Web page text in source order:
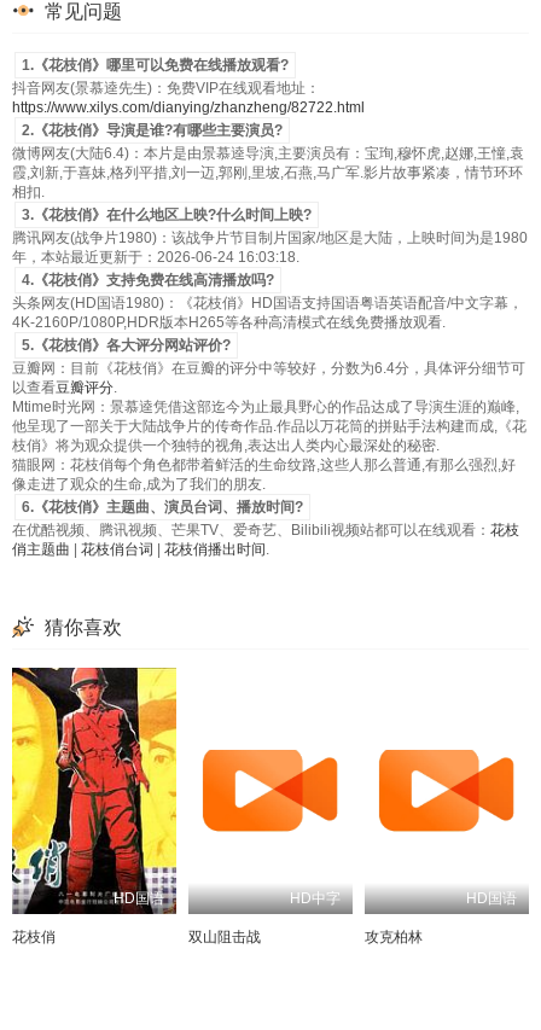
常见问题
1.《花枝俏》哪里可以免费在线播放观看?
抖音网友(景慕逵先生)：免费VIP在线观看地址：
https://www.xilys.com/dianying/zhanzheng/82722.html
2.《花枝俏》导演是谁?有哪些主要演员?
微博网友(大陆6.4)：本片是由景慕逵导演,主要演员有：宝珣,穆怀虎,赵娜,王憧,袁
霞,刘新,于喜妹,格列平措,刘一迈,郭刚,里坡,石燕,马广军.影片故事紧凑，情节环环
相扣.
3.《花枝俏》在什么地区上映?什么时间上映?
腾讯网友(战争片1980)：该战争片节目制片国家/地区是大陆，上映时间为是1980
年，本站最近更新于：2026-06-24 16:03:18.
4.《花枝俏》支持免费在线高清播放吗?
头条网友(HD国语1980)：《花枝俏》HD国语支持国语粤语英语配音/中文字幕，
4K-2160P/1080P,HDR版本H265等各种高清模式在线免费播放观看.
5.《花枝俏》各大评分网站评价?
豆瓣网：目前《花枝俏》在豆瓣的评分中等较好，分数为6.4分，具体评分细节可
以查看豆瓣评分.
Mtime时光网：景慕逵凭借这部迄今为止最具野心的作品达成了导演生涯的巅峰,
他呈现了一部关于大陆战争片的传奇作品.作品以万花筒的拼贴手法构建而成,《花
枝俏》将为观众提供一个独特的视角,表达出人类内心最深处的秘密.
猫眼网：花枝俏每个角色都带着鲜活的生命纹路,这些人那么普通,有那么强烈,好
像走进了观众的生命,成为了我们的朋友.
6.《花枝俏》主题曲、演员台词、播放时间?
在优酷视频、腾讯视频、芒果TV、爱奇艺、Bilibili视频站都可以在线观看： 花枝
俏主题曲
花枝俏台词 花枝俏播出时间 .
猜你喜欢
HD国语
花枝俏
HD中字
双山阻击战
HD国语
攻克柏林